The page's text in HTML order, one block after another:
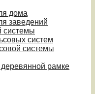
дома
заведений
системы
систем
системы
рамке